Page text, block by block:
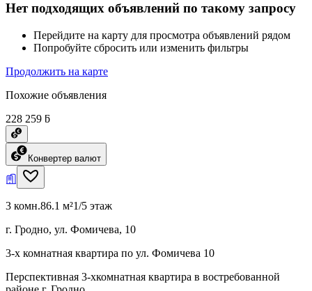
Нет подходящих объявлений по такому запросу
Перейдите на карту для просмотра объявлений рядом
Попробуйте сбросить или изменить фильтры
Продолжить на карте
Похожие объявления
228 259 ƃ
Конвертер валют
3 комн.86.1 м²1/5 этаж
г. Гродно, ул. Фомичева, 10
3-х комнатная квартира по ул. Фомичева 10
Перспективная 3-хкомнатная квартира в востребованной